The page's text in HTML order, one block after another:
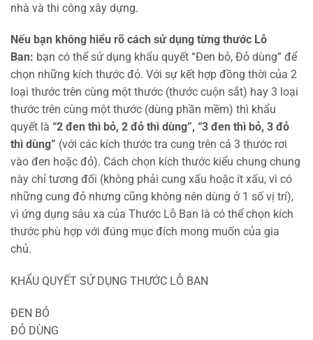
nhà và thi công xây dựng.
Nếu bạn không hiểu rõ cách sử dụng từng thước Lỗ
Ban: bạn có thể sử dụng khẩu quyết “Đen bỏ, Đỏ dùng” để
chọn những kích thước đỏ. Với sự kết hợp đồng thời của 2
loại thước trên cùng một thước (thước cuộn sắt) hay 3 loại
thước trên cùng một thước (dùng phần mềm) thì khẩu
quyết là “2 đen thì bỏ, 2 đỏ thì dùng”, “3 đen thì bỏ, 3 đỏ
thì dùng” (với các kích thước tra cung trên cả 3 thước rơi
vào đen hoặc đỏ). Cách chọn kích thước kiểu chung chung
này chỉ tương đối (không phải cung xấu hoặc ít xấu, vì có
những cung đỏ nhưng cũng không nên dùng ở 1 số vị trí),
vì ứng dụng sâu xa của Thước Lỗ Ban là có thể chọn kích
thước phù hợp với đúng mục đích mong muốn của gia
chủ.
KHẨU QUYẾT SỬ DỤNG THƯỚC LỖ BAN
ĐEN BỎ
ĐỎ DÙNG